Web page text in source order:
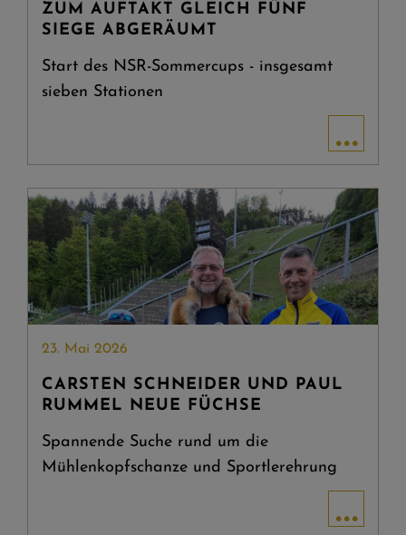
ZUM AUFTAKT GLEICH FÜNF
SIEGE ABGERÄUMT
Start des NSR-Sommercups - insgesamt
sieben Stationen
...
23. Mai 2026
CARSTEN SCHNEIDER UND PAUL
RUMMEL NEUE FÜCHSE
Spannende Suche rund um die
Mühlenkopfschanze und Sportlerehrung
...